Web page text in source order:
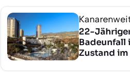
22-
Badeunfall
Zustand im